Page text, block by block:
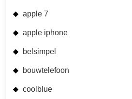
apple 7
apple iphone
belsimpel
bouwtelefoon
coolblue